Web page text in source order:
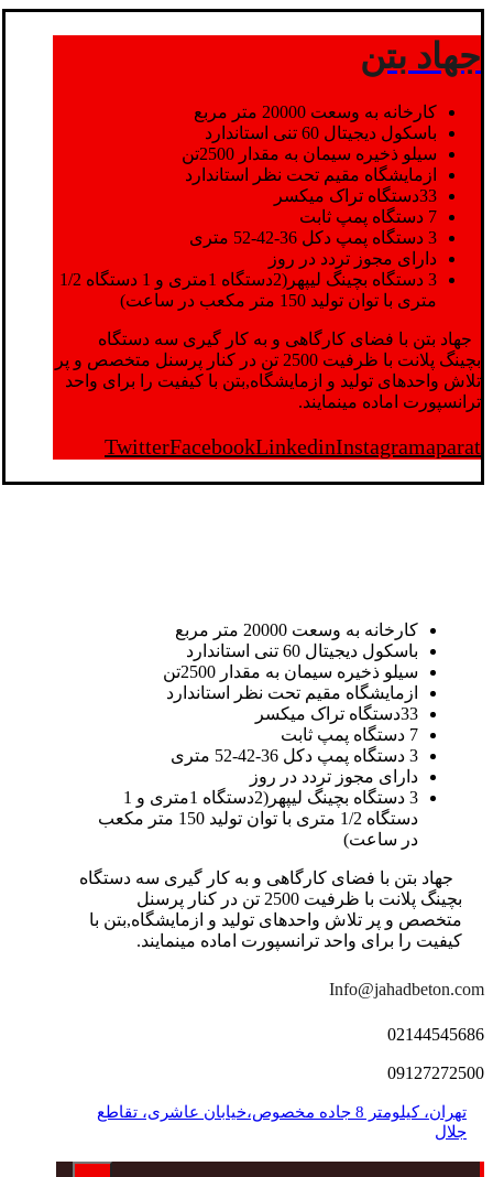
جهاد بتن
کارخانه به وسعت 20000 متر مربع
باسکول دیجیتال 60 تنی استاندارد
سیلو ذخیره سیمان به مقدار 2500تن
ازمایشگاه مقیم تحت نظر استاندارد
33دستگاه تراک میکسر
7 دستگاه پمپ ثابت
3 دستگاه پمپ دکل 36-42-52 متری
دارای مجوز تردد در روز
3 دستگاه بچینگ لیپهر(2دستگاه 1متری و 1 دستگاه 1/2
متری با توان تولید 150 متر مکعب در ساعت)
جهاد بتن با فضای کارگاهی و به کار گیری سه دستگاه
بچینگ پلانت با ظرفیت 2500 تن در کنار پرسنل متخصص و پر
تلاش واحدهای تولید و ازمایشگاه,بتن با کیفیت را برای واحد
ترانسپورت اماده مینمایند.
TwitterFacebookLinkedinInstagramaparat
کارخانه به وسعت 20000 متر مربع
باسکول دیجیتال 60 تنی استاندارد
سیلو ذخیره سیمان به مقدار 2500تن
ازمایشگاه مقیم تحت نظر استاندارد
33دستگاه تراک میکسر
7 دستگاه پمپ ثابت
3 دستگاه پمپ دکل 36-42-52 متری
دارای مجوز تردد در روز
3 دستگاه بچینگ لیپهر(2دستگاه 1متری و 1
دستگاه 1/2 متری با توان تولید 150 متر مکعب
در ساعت)
جهاد بتن با فضای کارگاهی و به کار گیری سه دستگاه
بچینگ پلانت با ظرفیت 2500 تن در کنار پرسنل
متخصص و پر تلاش واحدهای تولید و ازمایشگاه,بتن با
کیفیت را برای واحد ترانسپورت اماده مینمایند.
Info@jahadbeton.com
02144545686
09127272500
تهران، کیلومتر 8 جاده مخصوص،خیابان عاشری، تقاطع
جلال